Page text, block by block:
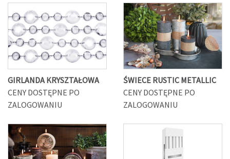
GIRLANDA KRYSZTAŁOWA
CENY DOSTĘPNE PO
ZALOGOWANIU
ŚWIECE RUSTIC METALLIC
CENY DOSTĘPNE PO
ZALOGOWANIU